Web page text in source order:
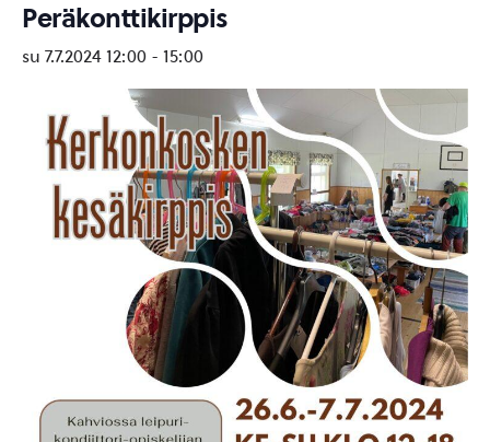
Peräkonttikirppis
su 7.7.2024 12:00 - 15:00